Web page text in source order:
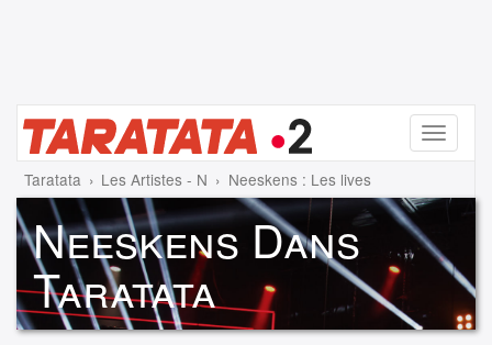
Menu
Taratata Les Artistes - N Neeskens : Les lives
Neeskens Dans
Taratata